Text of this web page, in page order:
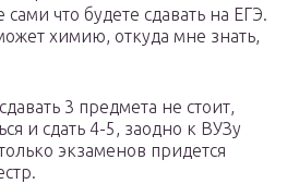
сами что будете сдавать на ЕГЭ.
химию, откуда мне знать,
3 предмета не стоит,
и сдать 4-5, заодно к ВУЗу
экзаменов придется